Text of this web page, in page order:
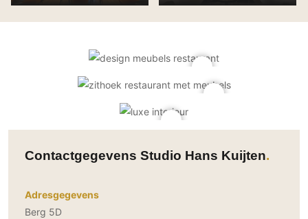
Houten deuren
Raambeslag
Gevelbekleding
Gevelstenen
Schilderwerk buiten
Contactgegevens Studio Hans Kuijten
Adresgegevens
Berg 5D